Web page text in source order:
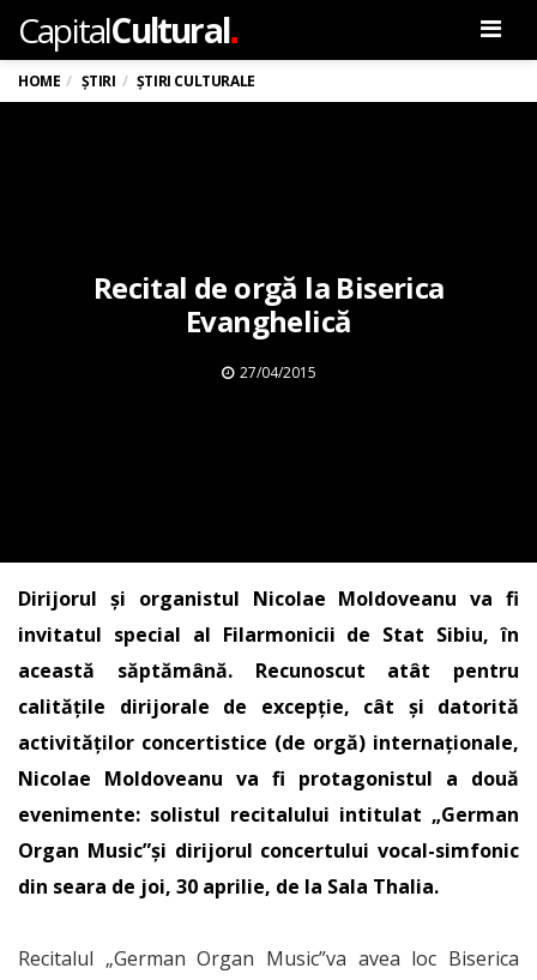
CapitalCultural.
HOME ȘTIRI ȘTIRI CULTURALE
Recital de orgă la Biserica
Evanghelică
27/04/2015
Dirijorul și organistul Nicolae Moldoveanu va fi
invitatul special al Filarmonicii de Stat Sibiu, în
această săptămână. Recunoscut atât pentru
calităţile dirijorale de excepţie, cât şi datorită
activităților concertistice (de orgă) internaționale,
Nicolae Moldoveanu va fi protagonistul a două
evenimente: solistul recitalului intitulat „German
Organ Music”şi dirijorul concertului vocal-simfonic
din seara de joi, 30 aprilie, de la Sala Thalia.
Recitalul „German Organ Music”va avea loc Biserica